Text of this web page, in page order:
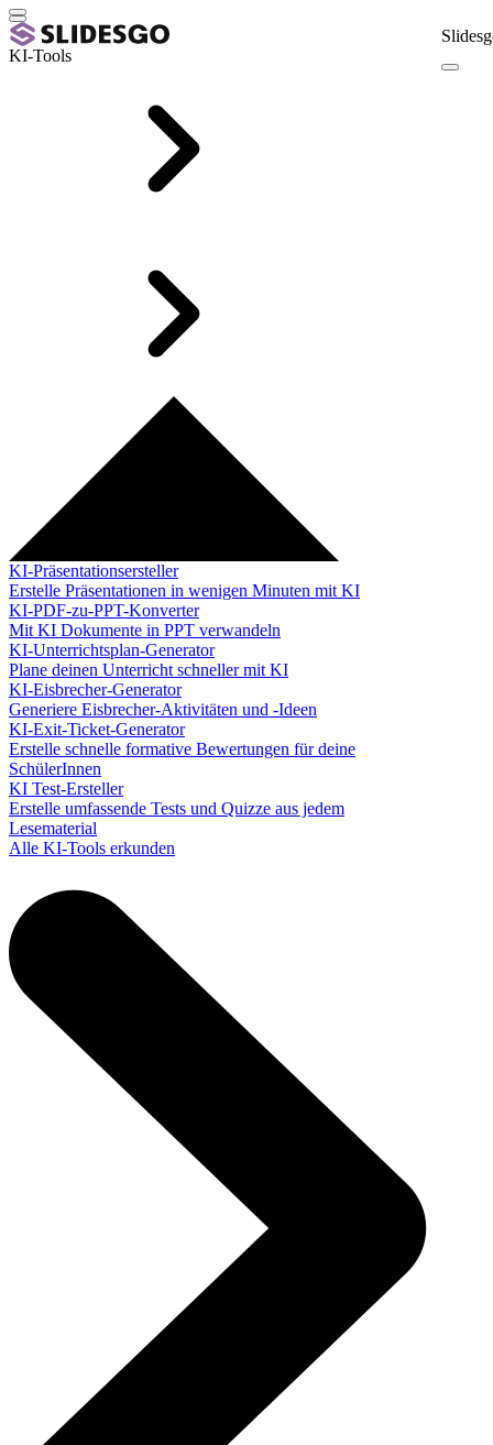
KI-Tools
KI-Präsentationsersteller
Erstelle Präsentationen in wenigen Minuten mit KI
KI-PDF-zu-PPT-Konverter
Mit KI Dokumente in PPT verwandeln
KI-Unterrichtsplan-Generator
Plane deinen Unterricht schneller mit KI
KI-Eisbrecher-Generator
Generiere Eisbrecher-Aktivitäten und -Ideen
KI-Exit-Ticket-Generator
Erstelle schnelle formative Bewertungen für deine
SchülerInnen
KI Test-Ersteller
Erstelle umfassende Tests und Quizze aus jedem
Lesematerial
Alle KI-Tools erkunden